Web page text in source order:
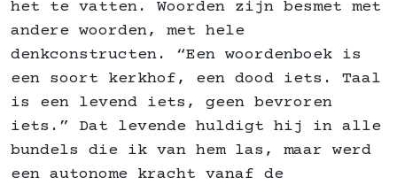
het te vatten. Woorden zijn besmet met
andere woorden, met hele
denkconstructen. “Een woordenboek is
een soort kerkhof, een dood iets. Taal
is een levend iets, geen bevroren
iets.” Dat levende huldigt hij in alle
bundels die ik van hem las, maar werd
een autonome kracht vanaf de